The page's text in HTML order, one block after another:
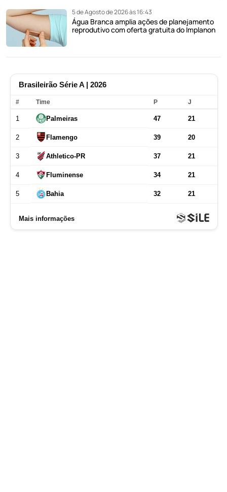
5 de Agosto de 2026 às 16:43
Água Branca amplia ações de planejamento
reprodutivo com oferta gratuita do Implanon